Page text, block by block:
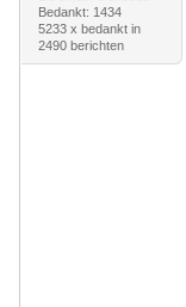
Bedankt: 1434
5233 x bedankt in
2490 berichten